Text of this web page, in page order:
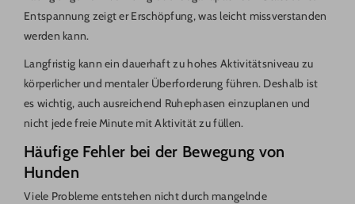
Entspannung zeigt er Erschöpfung, was leicht missverstanden
werden kann.
Langfristig kann ein dauerhaft zu hohes Aktivitätsniveau zu
körperlicher und mentaler Überforderung führen. Deshalb ist
es wichtig, auch ausreichend Ruhephasen einzuplanen und
nicht jede freie Minute mit Aktivität zu füllen.
Häufige Fehler bei der Bewegung von
Hunden
Viele Probleme entstehen nicht durch mangelnde